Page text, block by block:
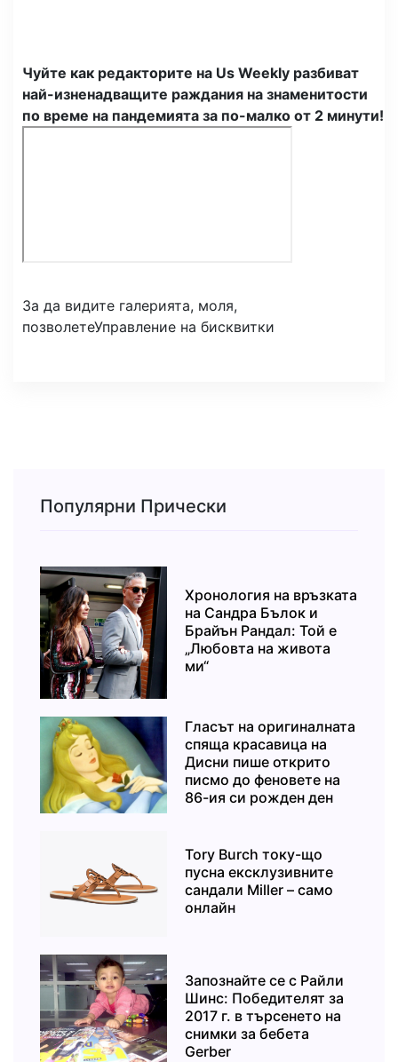
Чуйте как редакторите на Us Weekly разбиват
най-изненадващите раждания на знаменитости
по време на пандемията за по-малко от 2 минути!
За да видите галерията, моля,
позволетеУправление на бисквитки
Популярни Прически
Хронология на връзката
на Сандра Бълок и
Брайън Рандал: Той е
„Любовта на живота
ми“
Гласът на оригиналната
спяща красавица на
Дисни пише открито
писмо до феновете на
86-ия си рожден ден
Tory Burch току-що
пусна ексклузивните
сандали Miller – само
онлайн
Запознайте се с Райли
Шинс: Победителят за
2017 г. в търсенето на
снимки за бебета
Gerber